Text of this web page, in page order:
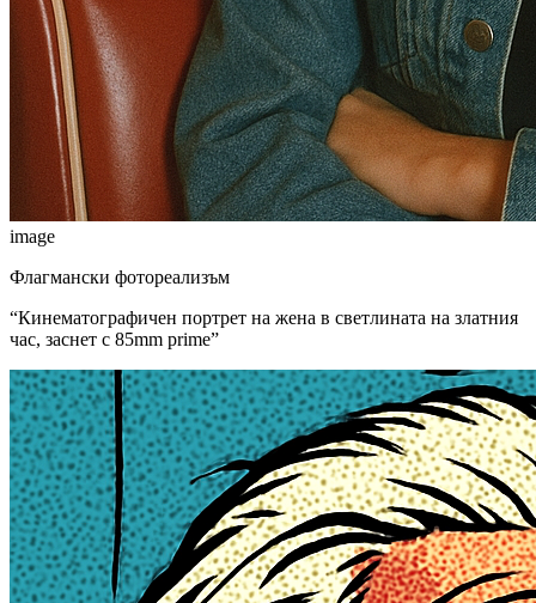
image
Флагмански фотореализъм
“Кинематографичен портрет на жена в светлината на златния
час, заснет с 85mm prime”